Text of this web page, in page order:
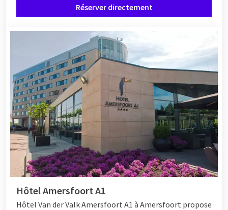
des menus traditionnels pour enfants. Le menu propose des
plats de différents pays et Timo Toekan raconte des
anecdotes amusantes à leur sujet. Venez vite rencontrer Timo
Réserver directement
Hôtel Amersfoort A1
Hôtel Van der Valk Amersfoort A1 à Amersfoort propose